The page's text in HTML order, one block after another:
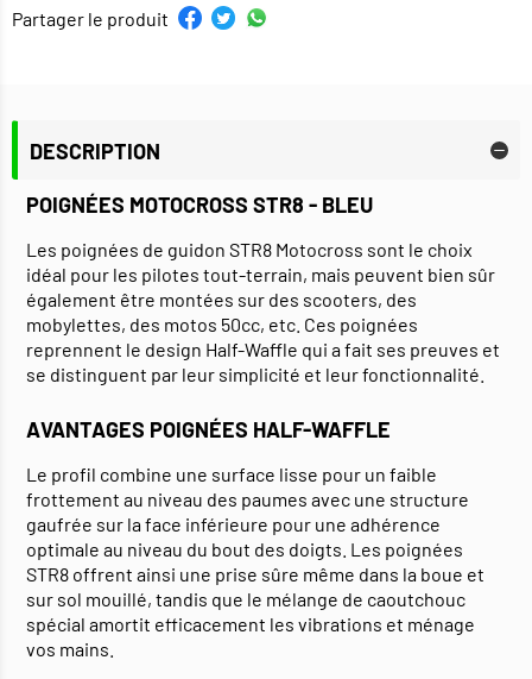
Partager le produit
DESCRIPTION
POIGNÉES MOTOCROSS STR8 - BLEU
Les poignées de guidon STR8 Motocross sont le choix
idéal pour les pilotes tout-terrain, mais peuvent bien sûr
également être montées sur des scooters, des
mobylettes, des motos 50cc, etc. Ces poignées
reprennent le design Half-Waffle qui a fait ses preuves et
se distinguent par leur simplicité et leur fonctionnalité.
AVANTAGES POIGNÉES HALF-WAFFLE
Le profil combine une surface lisse pour un faible
frottement au niveau des paumes avec une structure
gaufrée sur la face inférieure pour une adhérence
optimale au niveau du bout des doigts. Les poignées
STR8 offrent ainsi une prise sûre même dans la boue et
sur sol mouillé, tandis que le mélange de caoutchouc
spécial amortit efficacement les vibrations et ménage
vos mains.